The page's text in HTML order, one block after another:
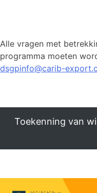
Alle vragen met
programma moeten
dsgpinfo@carib-
Toekenning van